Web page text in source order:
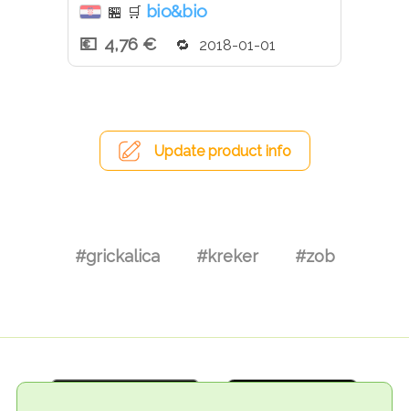
🏪 🛒 bio&bio
4,76 €
2018-01-01
Update product info
#grickalica #kreker #zob